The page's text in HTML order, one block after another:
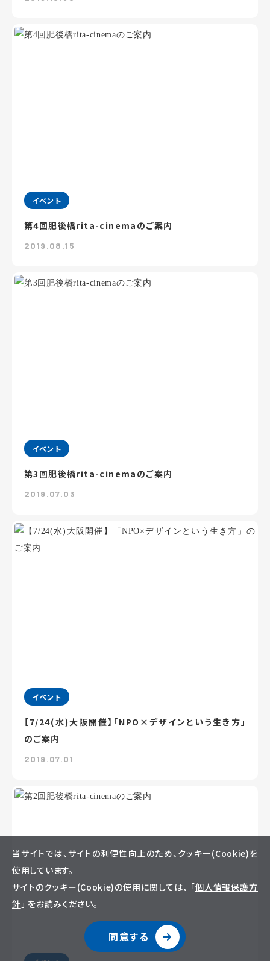
イベント
第4回肥後橋rita-cinemaのご案内
2019.08.15
イベント
第3回肥後橋rita-cinemaのご案内
2019.07.03
イベント
【7/24(水)大阪開催】「NPO×デザインという生き方」
のご案内
2019.07.01
当サイトでは、サイトの利便性向上のため、クッキー(Cookie)を
使用しています。
サイトのクッキー(Cookie)の使用に関しては、 「個人情報保護方
針」 をお読みください。
同意する